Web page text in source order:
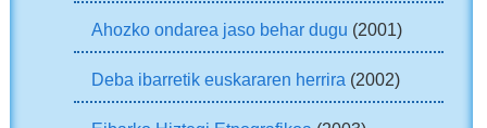
Ahozko ondarea jaso behar dugu (2001)
Deba ibarretik euskararen herrira (2002)